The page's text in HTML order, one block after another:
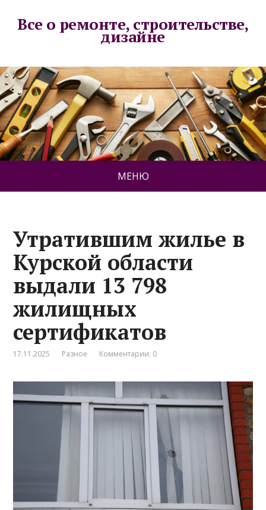
Все о ремонте, строительстве,
дизайне
МЕНЮ
Утратившим жилье в
Курской области
выдали 13 798
жилищных
сертификатов
17.11.2025 Разное Комментарии: 0